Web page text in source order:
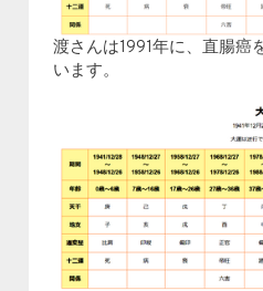
渡さんは1991年に、直腸癌
います。